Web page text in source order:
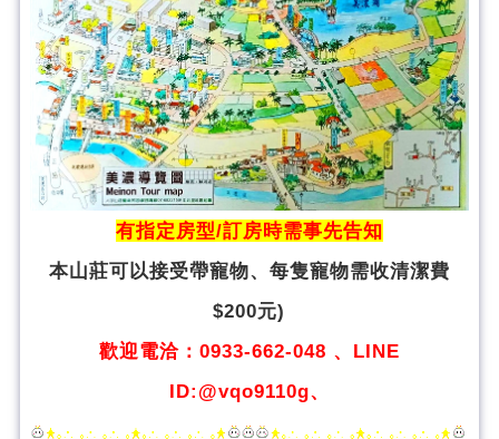
有指定房型/訂房時需事先告知
本山莊可以接受帶寵物、 每隻寵物需收清潔費
$200元)
歡迎電洽：0933-662-048 、LINE
ID:@vqo9110g、